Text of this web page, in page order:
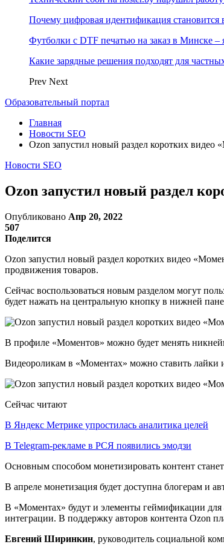
Почему цифровая идентификация
Футболки с DTF печатью на заказ в Минске –
Какие зарядные решения подходят для
Prev Next
Образовательный портал
Главная
Новости SEO
Ozon запустил новый раздел коротких видео
Новости SEO
Ozon запустил новый раздел
Опубликовано Апр 20, 2022
507
Поделится
Ozon запустил новый раздел коротких видео
продвижения товаров.
Сейчас воспользоваться новым разделом могут
будет нажать на центральную кнопку в нижней
В профиле «Моментов» можно будет менять
Видеороликам в «Моментах» можно ставить лайки
Сейчас читают
В Яндекс Метрике упростилась аналитика целей
В Telegram-рекламе в РСЯ появились эмодзи
Основным способом монетизировать контент
В апреле монетизация будет доступна блогерам и
В «Моментах» будут и элементы геймификации для
интеграции. В поддержку авторов контента Ozon
Евгений Ширинкин, руководитель социальной